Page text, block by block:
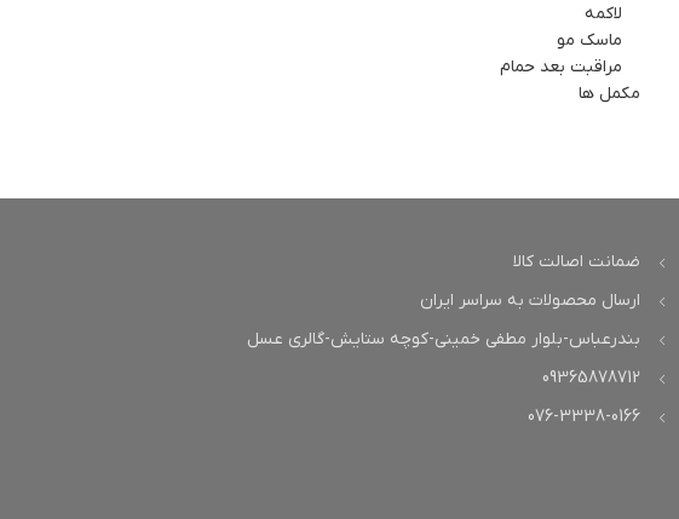
لاکمه
ماسک مو
مراقبت بعد حمام
مکمل ها
ضمانت اصالت کالا
ارسال محصولات به سراسر ایران
بندرعباس-بلوار مطفی خمینی-کوچه ستایش-گالری عسل
09365878712
076-3338-0166